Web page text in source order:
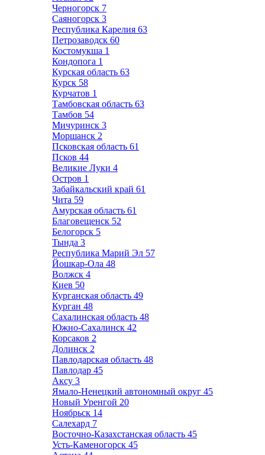
Черногорск 7
Саяногорск 3
Республика Карелия 63
Петрозаводск 60
Костомукша 1
Кондопога 1
Курская область 63
Курск 58
Курчатов 1
Тамбовская область 63
Тамбов 54
Мичуринск 3
Моршанск 2
Псковская область 61
Псков 44
Великие Луки 4
Остров 1
Забайкальский край 61
Чита 59
Амурская область 61
Благовещенск 52
Белогорск 5
Тында 3
Республика Марий Эл 57
Йошкар-Ола 48
Волжск 4
Киев 50
Курганская область 49
Курган 48
Сахалинская область 48
Южно-Сахалинск 42
Корсаков 2
Долинск 2
Павлодарская область 48
Павлодар 45
Аксу 3
Ямало-Ненецкий автономный округ 45
Новый Уренгой 20
Ноябрьск 14
Салехард 7
Восточно-Казахстанская область 45
Усть-Каменогорск 45